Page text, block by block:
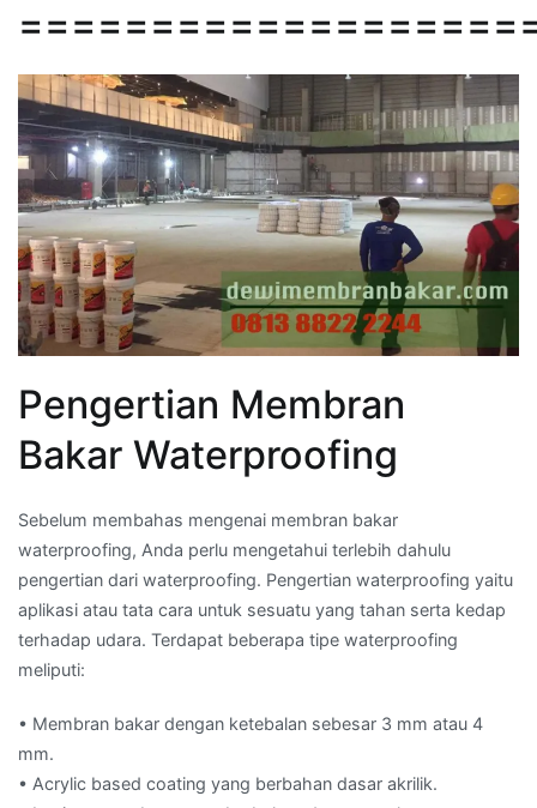
Pengertian Membran
Bakar Waterproofing
Sebelum membahas mengenai membran bakar
waterproofing, Anda perlu mengetahui terlebih dahulu
pengertian dari waterproofing. Pengertian waterproofing yaitu
aplikasi atau tata cara untuk sesuatu yang tahan serta kedap
terhadap udara. Terdapat beberapa tipe waterproofing
meliputi:
• Membran bakar dengan ketebalan sebesar 3 mm atau 4
mm.
• Acrylic based coating yang berbahan dasar akrilik.